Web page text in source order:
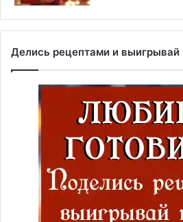
Делись рецептами и выигрывай